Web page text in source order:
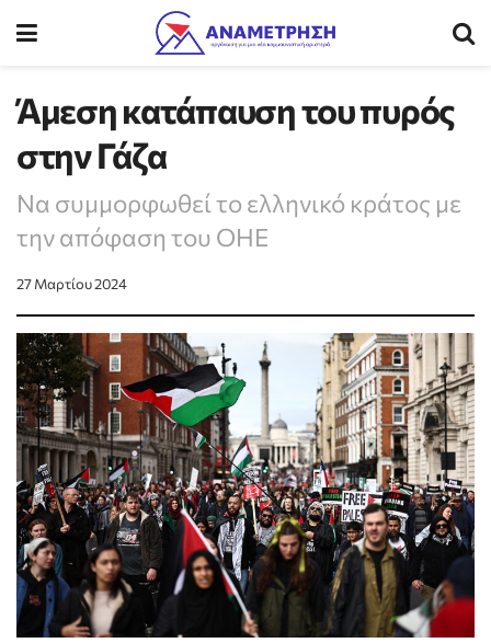
Άμεση κατάπαυση του πυρός
στην Γάζα
Να συμμορφωθεί το ελληνικό κράτος με
την απόφαση του ΟΗΕ
27 Μαρτίου 2024